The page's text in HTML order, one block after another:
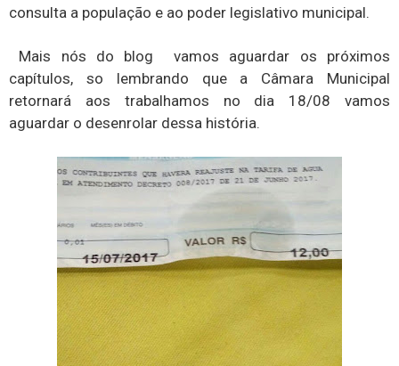
consulta a população e ao poder legislativo municipal.
Mais nós do blog vamos aguardar os próximos
capítulos, so lembrando que a Câmara Municipal
retornará aos trabalhamos no dia 18/08 vamos
aguardar o desenrolar dessa história.